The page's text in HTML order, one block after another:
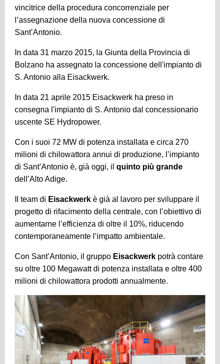
vincitrice della procedura concorrenziale per
l’assegnazione della nuova concessione di
Sant’Antonio.
In data 31 marzo 2015, la Giunta della Provincia di
Bolzano ha assegnato la concessione dell'impianto di
S. Antonio alla Eisackwerk.
In data 21 aprile 2015 Eisackwerk ha preso in
consegna l'impianto di S. Antonio dal concessionario
uscente SE Hydropower.
Con i suoi 72 MW di potenza installata e circa 270
milioni di chilowattora annui di produzione, l’impianto
di Sant’Antonio è, già oggi, il quinto più grande
dell’Alto Adige.
Il team di Eisackwerk è già al lavoro per sviluppare il
progetto di rifacimento della centrale, con l’obiettivo di
aumentarne l’efficienza di oltre il 10%, riducendo
contemporaneamente l’impatto ambientale.
Con Sant’Antonio, il gruppo Eisackwerk potrà contare
su oltre 100 Megawatt di potenza installata e oltre 400
milioni di chilowattora prodotti annualmente.